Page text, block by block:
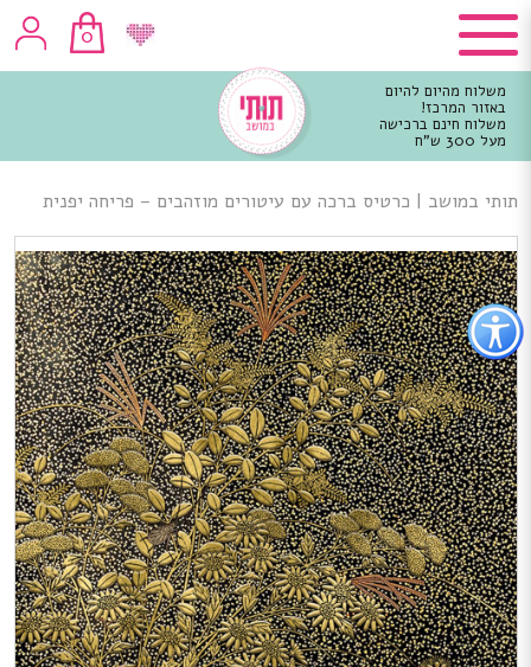
כפתור
לפתיחת
תפריט
נגישות
0
משלוח מהיום להיום
באזור המרכז!
משלוח חינם ברכישה
מעל 300 ש"ח
מרכזי
תותי במושב | כרטיס ברכה עם עיטורים מוזהבים – פריחה יפנית